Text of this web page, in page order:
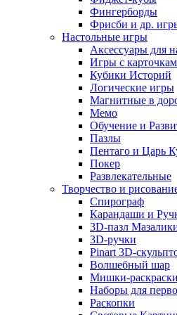
Фингерборды
Фрисби и др.
Настольные игры
Аксессуары для
Игры с
Кубики Историй
Логические игры
Магнитные в
Мемо
Обучение и
Пазлы
Пентаго и Царь
Покер
Развлекательные
Творчество и
Спирограф
Карандаши и
3D-пазл
3D-ручки
Pinart 3D-
Волшебный шар
Мишки-раскраски
Наборы для
Раскопки